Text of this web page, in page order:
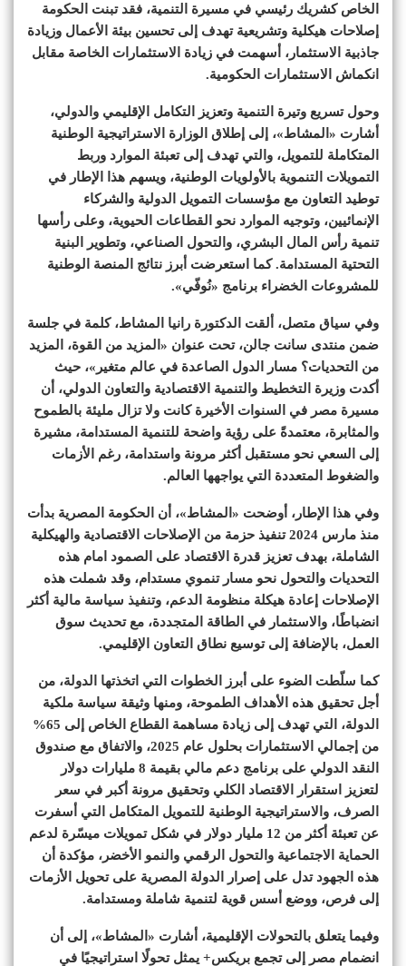
الخاص كشريك رئيسي في مسيرة التنمية، فقد تبنت الحكومة
إصلاحات هيكلية وتشريعية تهدف إلى تحسين بيئة الأعمال وزيادة
جاذبية الاستثمار، أسهمت في زيادة الاستثمارات الخاصة مقابل
انكماش الاستثمارات الحكومية.
وحول تسريع وتيرة التنمية وتعزيز التكامل الإقليمي والدولي،
أشارت «المشاط»، إلى إطلاق الوزارة الاستراتيجية الوطنية
المتكاملة للتمويل، والتي تهدف إلى تعبئة الموارد وربط
التمويلات التنموية بالأولويات الوطنية، ويسهم هذا الإطار في
توطيد التعاون مع مؤسسات التمويل الدولية والشركاء
الإنمائيين، وتوجيه الموارد نحو القطاعات الحيوية، وعلى رأسها
تنمية رأس المال البشري، والتحول الصناعي، وتطوير البنية
التحتية المستدامة. كما استعرضت أبرز نتائج المنصة الوطنية
للمشروعات الخضراء برنامج «نُوفّي».
وفي سياق متصل، ألقت الدكتورة رانيا المشاط، كلمة في جلسة
ضمن منتدى سانت جالن، تحت عنوان «المزيد من القوة، المزيد
من التحديات؟ مسار الدول الصاعدة في عالم متغير»، حيث
أكدت وزيرة التخطيط والتنمية الاقتصادية والتعاون الدولي، أن
مسيرة مصر في السنوات الأخيرة كانت ولا تزال مليئة بالطموح
والمثابرة، معتمدةً على رؤية واضحة للتنمية المستدامة، مشيرة
إلى السعي نحو مستقبل أكثر مرونة واستدامة، رغم الأزمات
والضغوط المتعددة التي يواجهها العالم.
وفي هذا الإطار، أوضحت «المشاط»، أن الحكومة المصرية بدأت
منذ مارس 2024 تنفيذ حزمة من الإصلاحات الاقتصادية والهيكلية
الشاملة، بهدف تعزيز قدرة الاقتصاد على الصمود امام هذه
التحديات والتحول نحو مسار تنموي مستدام، وقد شملت هذه
الإصلاحات إعادة هيكلة منظومة الدعم، وتنفيذ سياسة مالية أكثر
انضباطًا، والاستثمار في الطاقة المتجددة، مع تحديث سوق
العمل، بالإضافة إلى توسيع نطاق التعاون الإقليمي.
كما سلّطت الضوء على أبرز الخطوات التي اتخذتها الدولة، من
أجل تحقيق هذه الأهداف الطموحة، ومنها وثيقة سياسة ملكية
الدولة، التي تهدف إلى زيادة مساهمة القطاع الخاص إلى 65%
من إجمالي الاستثمارات بحلول عام 2025، والاتفاق مع صندوق
النقد الدولي على برنامج دعم مالي بقيمة 8 مليارات دولار
لتعزيز استقرار الاقتصاد الكلي وتحقيق مرونة أكبر في سعر
الصرف، والاستراتيجية الوطنية للتمويل المتكامل التي أسفرت
عن تعبئة أكثر من 12 مليار دولار في شكل تمويلات ميسّرة لدعم
الحماية الاجتماعية والتحول الرقمي والنمو الأخضر، مؤكدة أن
هذه الجهود تدل على إصرار الدولة المصرية على تحويل الأزمات
إلى فرص، ووضع أسس قوية لتنمية شاملة ومستدامة.
وفيما يتعلق بالتحولات الإقليمية، أشارت «المشاط»، إلى أن
انضمام مصر إلى تجمع بريكس+ يمثل تحولًا استراتيجيًا في